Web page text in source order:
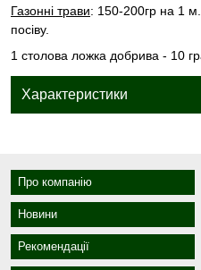
Газонні трави: 150-200гр на 1 м.
посіву.
1 столова ложка добрива - 10
Характеристики
Про компанію
Новини
Рекомендації